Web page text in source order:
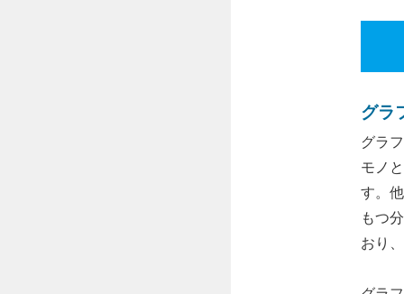
グラ
グラ
モノ
す。
もつ
おり